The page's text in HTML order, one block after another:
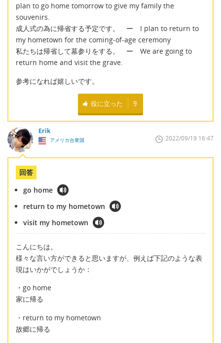
plan to go home tomorrow to give my family the
souvenirs.
成人式の為に帰省する予定です。 ー I plan to return to
my hometown for the coming-of-age ceremony
私たちは帰省して墓参りをする。 ー We are going to
return home and visit the grave.
参考になれば嬉しいです。
役に立った 9
Erik
アメリカ合衆国 2022/09/19 16:47
回答
go home
return to my hometown
visit my hometown
こんにちは。
様々な言い方ができると思いますが、例えば下記のような表
現はいかがでしょうか：
・go home
家に帰る
・return to my hometown
故郷に帰る